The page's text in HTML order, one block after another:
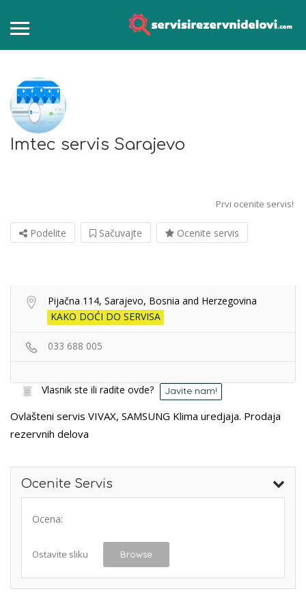
Imtec servis Sarajevo
Prvi ocenite servis!
Podelite Sačuvajte Ocenite servis
Pijačna 114, Sarajevo, Bosnia and Herzegovina
KAKO DOĆI DO SERVISA
033 688 005
Vlasnik ste ili radite ovde? Javite nam!
Ovlašteni servis VIVAX, SAMSUNG Klima uredjaja. Prodaja
rezervnih delova
Ocenite Servis
Ocena:
Ostavite sliku Browse